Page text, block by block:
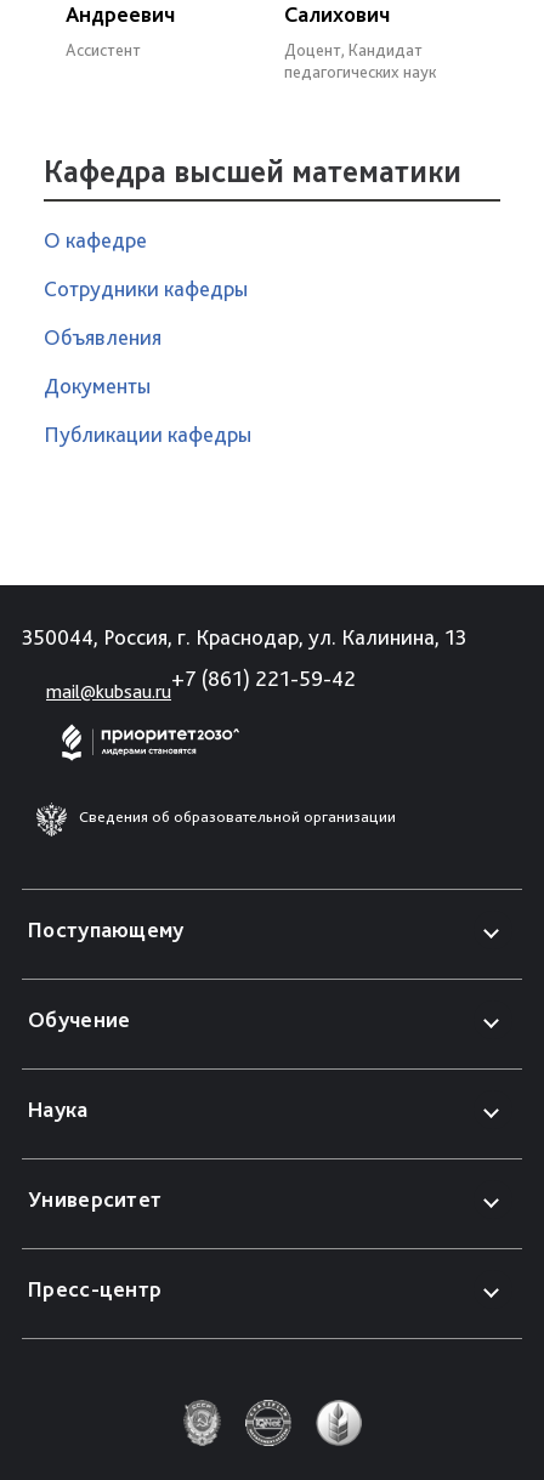
Андреевич
Ассистент
Салихович
Доцент, Кандидат
педагогических наук
Кафедра высшей математики
О кафедре
Сотрудники кафедры
Объявления
Документы
Публикации кафедры
350044, Россия, г. Краснодар, ул. Калинина, 13
mail@kubsau.ru
+7 (861) 221-59-42
Сведения об образовательной организации
Поступающему
Обучение
Наука
Университет
Пресс-центр